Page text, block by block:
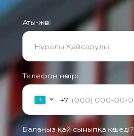
Аты-жөні
Телефон нөмірі
+7
Балаңыз қай сыныпқа көшеді?